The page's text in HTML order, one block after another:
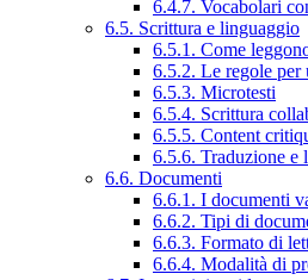
6.4.7. Vocabolari
6.5. Scrittura e linguaggio
6.5.1. Come
6.5.2. Le regole per
6.5.3. Microtesti
6.5.4. Scrittura
6.5.5. Content
6.5.6. Traduzione e
6.6. Documenti
6.6.1. I documenti
6.6.2. Tipi di
6.6.3. Formato di
6.6.4. Modalità di